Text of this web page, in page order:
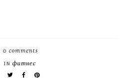
0 comments
IN фитнес